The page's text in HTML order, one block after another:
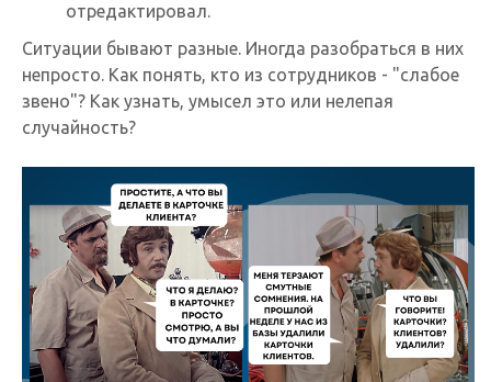
отредактировал.
Ситуации бывают разные. Иногда разобраться в них
непросто. Как понять, кто из сотрудников - "слабое
звено"? Как узнать, умысел это или нелепая
случайность?